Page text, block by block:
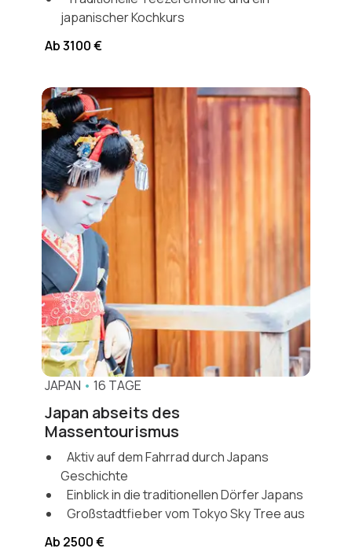
japanischer Kochkurs
Ab 3100 €
JAPAN • 16 TAGE
Japan abseits des
Massentourismus
Aktiv auf dem Fahrrad durch Japans
Geschichte
Einblick in die traditionellen Dörfer Japans
Großstadtfieber vom Tokyo Sky Tree aus
Ab 2500 €